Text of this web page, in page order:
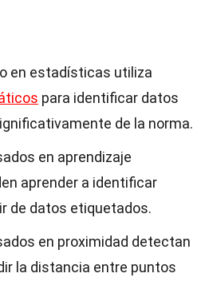
en estadísticas utiliza
para identificar datos
de la norma.
en aprendizaje
aprender a identificar
de datos etiquetados.
en proximidad detectan
la distancia entre puntos